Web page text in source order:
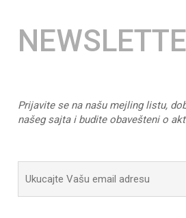
Prijavite se na našu mejling listu,
našeg sajta i budite obavešteni o